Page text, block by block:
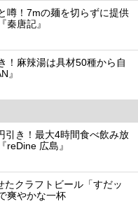
噂！7mの麺を切らずに提供
秦唐記』
！麻辣湯は具材50種から自
』
引き！最大4時間食べ飲み放
reDine 広島』
たクラフトビール「すだッ
爽やかな一杯